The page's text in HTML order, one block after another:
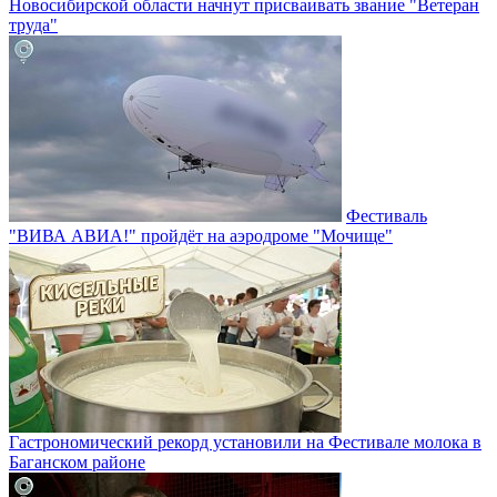
Новосибирской области начнут присваивать звание "Ветеран
труда"
Фестиваль
"ВИВА АВИА!" пройдёт на аэродроме "Мочище"
Гастрономический рекорд установили на Фестивале молока в
Баганском районе